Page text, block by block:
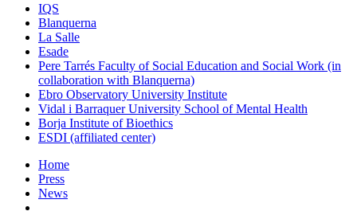
IQS
Blanquerna
La Salle
Esade
Pere Tarrés Faculty of Social Education and Social Work (in
collaboration with Blanquerna)
Ebro Observatory University Institute
Vidal i Barraquer University School of Mental Health
Borja Institute of Bioethics
ESDI (affiliated center)
Home
Press
News